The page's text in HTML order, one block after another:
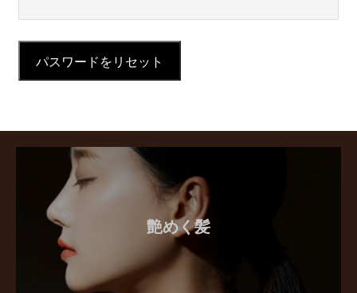
パスワードをリセット
艶めく髪